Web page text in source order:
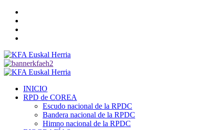
Saltar
contenido
Menú
INICIO
RPD de COREA
Escudo nacional de la RPDC
Bandera nacional de la RPDC
Himno nacional de la RPDC